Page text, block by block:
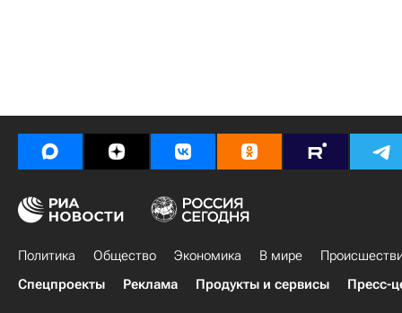
Политика Общество Экономика В мире
Спецпроекты
Реклама Продукты и сервисы Пресс-